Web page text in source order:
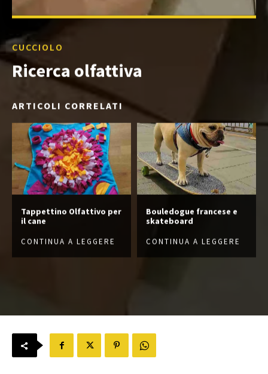
CUCCIOLO
Ricerca olfattiva
ARTICOLI CORRELATI
Tappettino Olfattivo per
il cane
CONTINUA A LEGGERE
Bouledogue francese e
skateboard
CONTINUA A LEGGERE